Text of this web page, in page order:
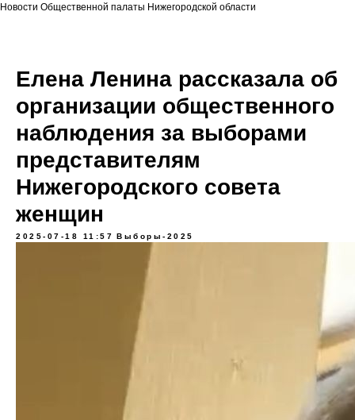
Новости Общественной палаты Нижегородской области
Елена Ленина рассказала об
организации общественного
наблюдения за выборами
представителям
Нижегородского совета
женщин
2025-07-18 11:57 Выборы-2025